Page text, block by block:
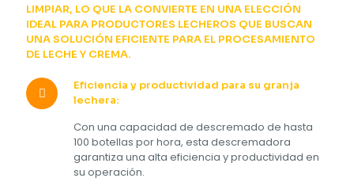
LIMPIAR, LO QUE LA CONVIERTE EN UNA ELECCIÓN
IDEAL PARA PRODUCTORES LECHEROS QUE BUSCAN
UNA SOLUCIÓN EFICIENTE PARA EL PROCESAMIENTO
DE LECHE Y CREMA.
Eficiencia y productividad para su granja
lechera:
Con una capacidad de descremado de hasta
100 botellas por hora, esta descremadora
garantiza una alta eficiencia y productividad en
su operación.